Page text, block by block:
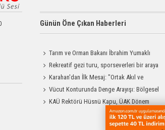
Günün Öne Çıkan Haberleri
Tarım ve Orman Bakanı İbrahim Yumaklı
Kars'a Geliyor
Rekreatif gezi turu, sporseverleri bir araya
getirdi
Karahan'dan İlk Mesaj: "Ortak Akıl ve
Dayanışmayla Çalışacağız"
Vücut Konturunda Denge Arayışı: Bölgesel
Yağ Alma Sürecinin Tüm Aşamaları
KAÜ Rektörü Hüsnü Kapu, ÜAK Dönem